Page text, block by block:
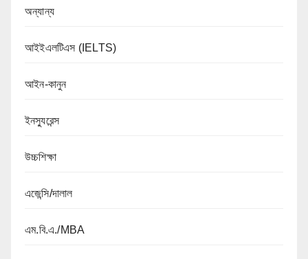
অন্যান্য
আইইএলটিএস (IELTS)
আইন-কানুন
ইনস্যুরেন্স
উচ্চশিক্ষা
এজেন্সি/দালাল
এম.বি.এ./MBA